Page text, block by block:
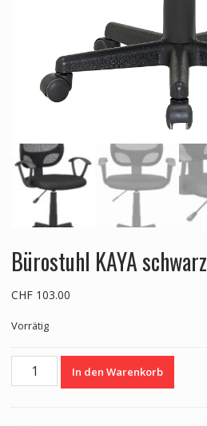
Bürostuhl KAYA schwarz
CHF103.00
Vorrätig
Bürostuhl
KAYA
In den Warenkorb